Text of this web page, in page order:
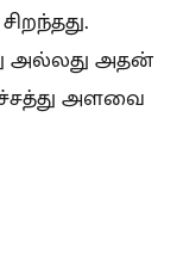
அல்லது அதன்
அளவை